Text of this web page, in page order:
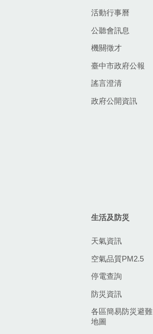
活動行事曆
公聽會訊息
機關徵才
臺中市政府公報
謠言澄清
政府公開資訊
生活及防災
天氣資訊
空氣品質PM2.5
停電查詢
防災資訊
各區簡易防災避難
地圖